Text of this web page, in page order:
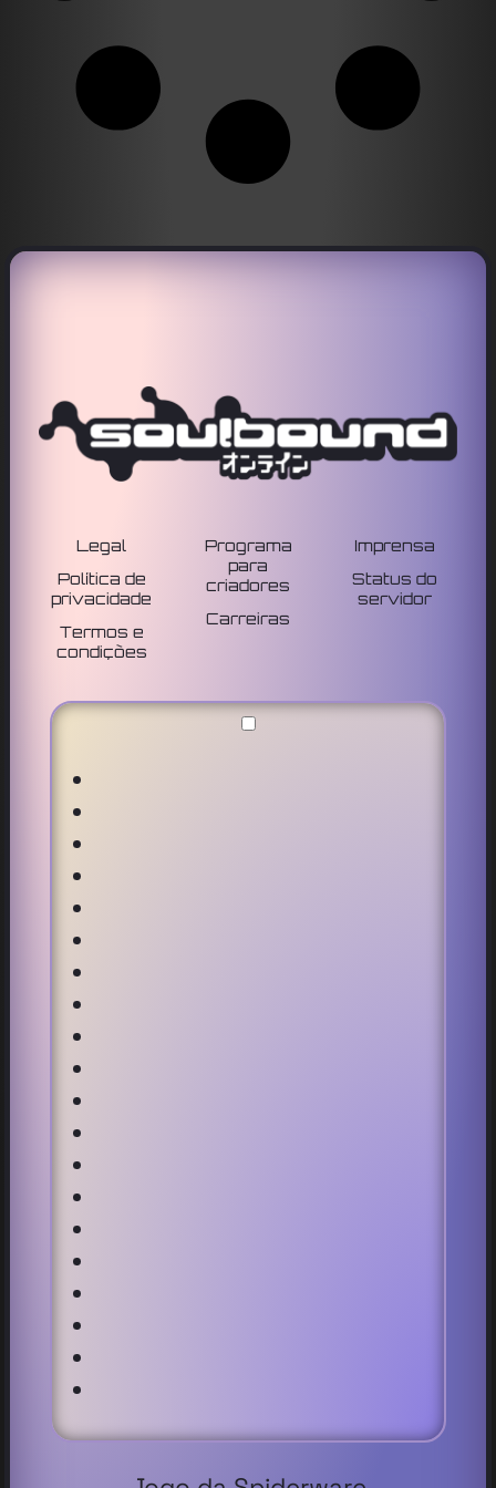
Legal
Política de
privacidade
Termos e
condições
Programa
para
criadores
Carreiras
Imprensa
Status do
servidor